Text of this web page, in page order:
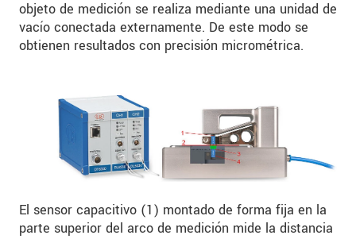
objeto de medición se realiza mediante una unidad de
vacío conectada externamente. De este modo se
obtienen resultados con precisión micrométrica.
El sensor capacitivo (1) montado de forma fija en la
parte superior del arco de medición mide la distancia